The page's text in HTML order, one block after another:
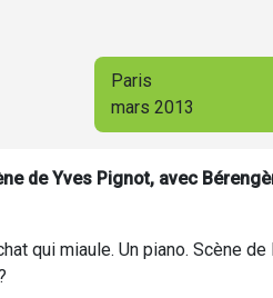
Paris
mars 2013
de Yves Pignot, avec
qui miaule. Un piano. Scène